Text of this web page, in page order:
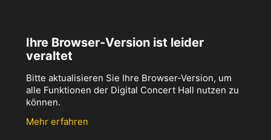
Ihre Browser-Version ist leider
veraltet
Bitte aktualisieren Sie Ihre Browser-Version, um
alle Funktionen der Digital Concert Hall nutzen zu
können.
Mehr erfahren